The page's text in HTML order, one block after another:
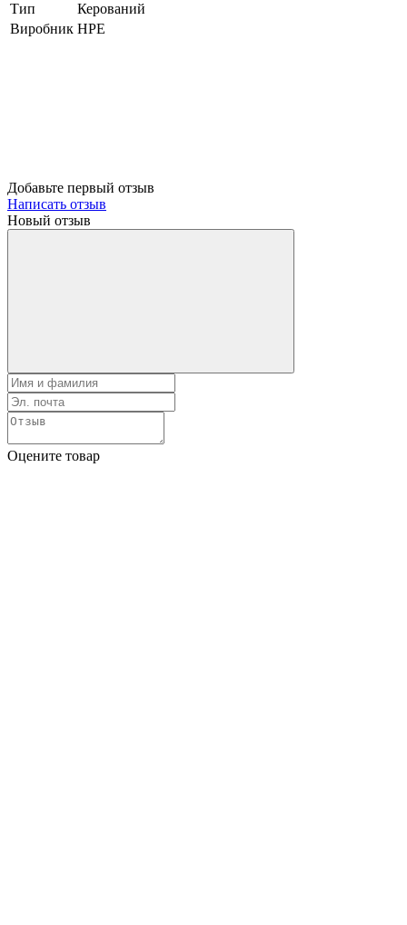
Тип
Керований
Виробник HPE
Добавьте первый отзыв
Написать отзыв
Новый отзыв
Оцените товар